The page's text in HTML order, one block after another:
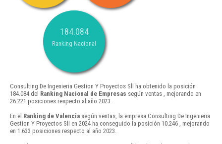
184.084
Ranking Nacional
Consulting De Ingenieria Gestion Y Proyectos Sll ha obtenido la posición
184.084 del Ranking Nacional de Empresas según ventas , mejorando en
26.221 posiciones respecto al año 2023.
En el Ranking de Valencia según ventas, la empresa Consulting De Ingenieria
Gestion Y Proyectos Sll en 2024 ha conseguido la posición 10.246 , mejorando
en 1.633 posiciones respecto al año 2023.